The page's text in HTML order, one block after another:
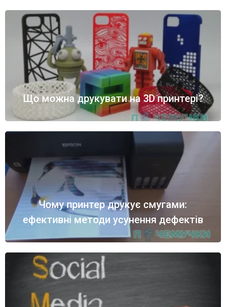
Що можна друкувати на 3D принтері?
Чому принтер друкує смугами:
ефективні методи усунення дефектів